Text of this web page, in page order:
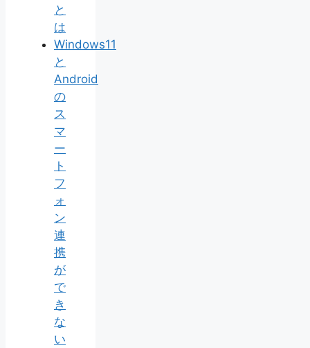
と
は
Windows11
と
Android
の
ス
マ
ー
ト
フ
ォ
ン
連
携
が
で
き
な
い